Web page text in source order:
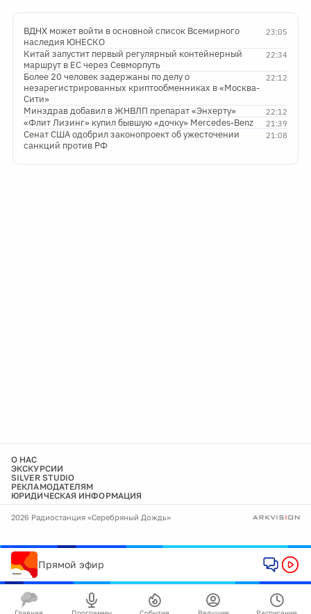
23:05
ВДНХ может войти в основной список Всемирного
наследия ЮНЕСКО
22:34
Китай запустит первый регулярный контейнерный
маршрут в ЕС через Севморпуть
22:12
Более 20 человек задержаны по делу о
незарегистрированных криптообменниках в «Москва-
Сити»
22:12
Минздрав добавил в ЖНВЛП препарат «Энхерту»
21:39
«Флит Лизинг» купил бывшую «дочку» Mercedes-Benz
21:08
Сенат США одобрил законопроект об ужесточении
санкций против РФ
О НАС
ЭКСКУРСИИ
SILVER STUDIO
РЕКЛАМОДАТЕЛЯМ
ЮРИДИЧЕСКАЯ ИНФОРМАЦИЯ
2026 Радиостанция «Серебряный Дождь»
Прямой эфир
Главная Программы События Ведущие Расписание